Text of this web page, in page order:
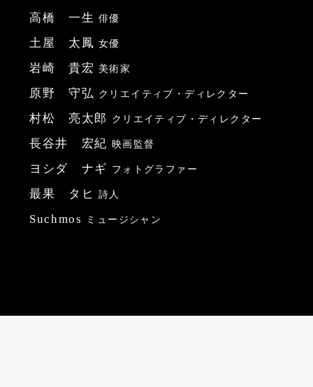
高橋 一生俳優
土屋 太鳳女優
岩崎 貴宏 美術家
原野 守弘 クリエイティブ・ディレクター
村松 亮太郎 クリエイティブ・ディレクター
長谷井 宏紀 映画監督
ヨシダ ナギ フォトグラファー
最果 タヒ詩人
Suchmos ミュージシャン